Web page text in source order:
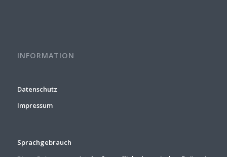
INFORMATION
Datenschutz
Impressum
Sprachgebrauch